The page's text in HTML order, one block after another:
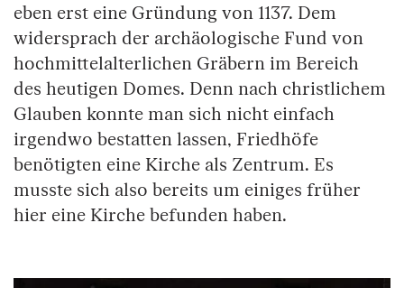
eben erst eine Gründung von 1137. Dem
widersprach der archäologische Fund von
hochmittelalterlichen Gräbern im Bereich
des heutigen Domes. Denn nach christlichem
Glauben konnte man sich nicht einfach
irgendwo bestatten lassen, Friedhöfe
benötigten eine Kirche als Zentrum. Es
musste sich also bereits um einiges früher
hier eine Kirche befunden haben.